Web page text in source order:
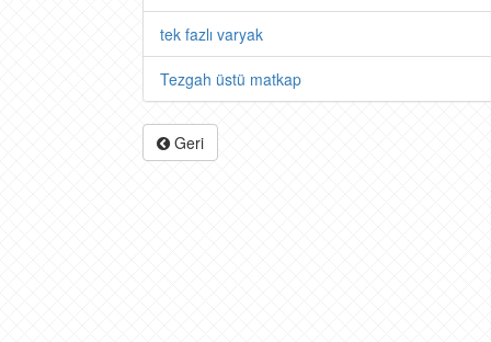
tek fazlı varyak
Tezgah üstü matkap
Geri